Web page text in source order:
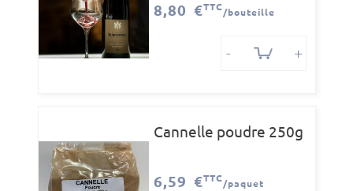
8,80 €TTC
/bouteille
- +
Cannelle poudre 250g
6,59 €TTC
/paquet